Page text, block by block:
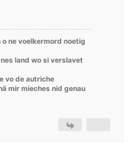
ne voelkermord noetig
land wo si verslavet
vo de autriche
mir mieches nid genau